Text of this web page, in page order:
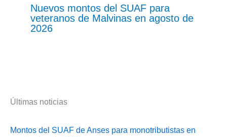
Nuevos montos del SUAF para
veteranos de Malvinas en agosto de
2026
Últimas noticias
Montos del SUAF de Anses para monotributistas en